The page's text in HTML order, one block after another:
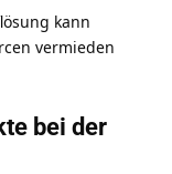
kann
vermieden
bei der